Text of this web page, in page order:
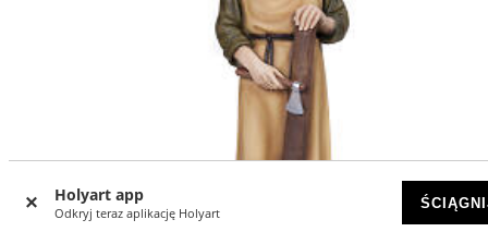
Holyart app
Odkryj teraz aplikację Holyart